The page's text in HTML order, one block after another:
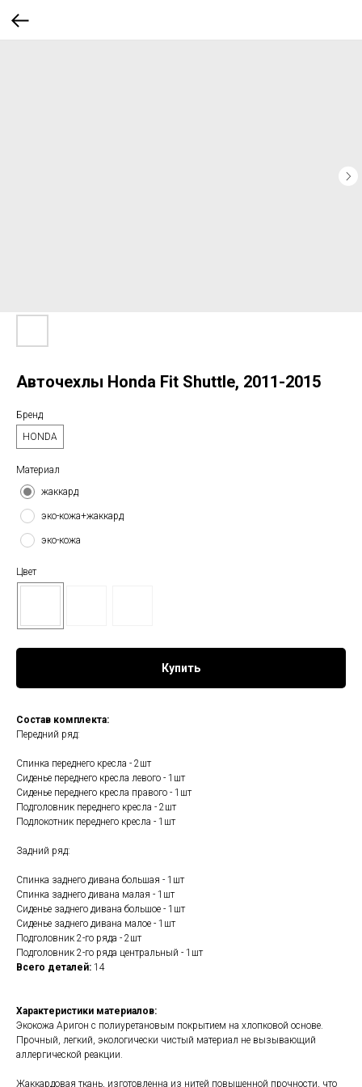
Авточехлы Honda Fit Shuttle, 2011-2015
Бренд
HONDA
Материал
жаккард
эко-кожа+жаккард
эко-кожа
Цвет
Купить
Состав комплекта:
Передний ряд:
Спинка переднего кресла - 2шт
Сиденье переднего кресла левого - 1шт
Сиденье переднего кресла правого - 1шт
Подголовник переднего кресла - 2шт
Подлокотник переднего кресла - 1шт
Задний ряд:
Спинка заднего дивана большая - 1шт
Спинка заднего дивана малая - 1шт
Сиденье заднего дивана большое - 1шт
Сиденье заднего дивана малое - 1шт
Подголовник 2-го ряда - 2шт
Подголовник 2-го ряда центральный - 1шт
Всего деталей: 14
Характеристики материалов:
Экокожа Аригон с полиуретановым покрытием на хлопковой основе.
Прочный, легкий, экологически чистый материал не вызывающий
аллергической реакции.
Жаккардовая ткань, изготовленна из нитей повышенной прочности, что